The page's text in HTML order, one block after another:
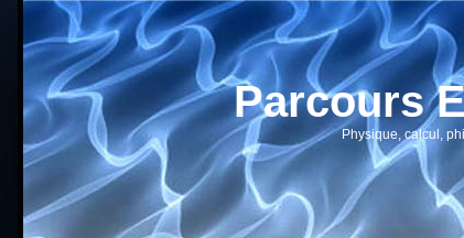
Parcours
Physique, calcul,